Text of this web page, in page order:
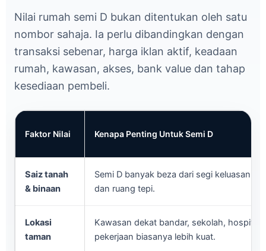
Nilai rumah semi D bukan ditentukan oleh satu
nombor sahaja. Ia perlu dibandingkan dengan
transaksi sebenar, harga iklan aktif, keadaan
rumah, kawasan, akses, bank value dan tahap
kesediaan pembeli.
Faktor Nilai Kenapa Penting Untuk Semi D
Saiz tanah
& binaan
Semi D banyak beza dari segi keluasan
dan ruang tepi.
Lokasi
taman
Kawasan dekat bandar, sekolah,
pekerjaan biasanya lebih kuat.